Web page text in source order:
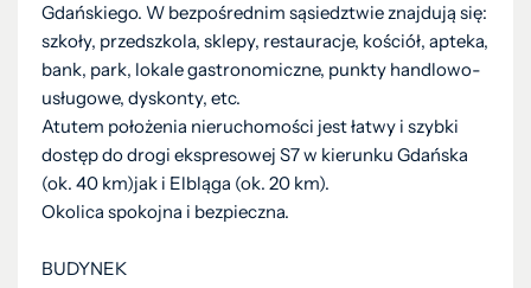
Gdańskiego. W bezpośrednim sąsiedztwie znajdują się:
szkoły, przedszkola, sklepy, restauracje, kościół, apteka,
bank, park, lokale gastronomiczne, punkty handlowo-
usługowe, dyskonty, etc.
Atutem położenia nieruchomości jest łatwy i szybki
dostęp do drogi ekspresowej S7 w kierunku Gdańska
(ok. 40 km)jak i Elbląga (ok. 20 km).
Okolica spokojna i bezpieczna.
BUDYNEK